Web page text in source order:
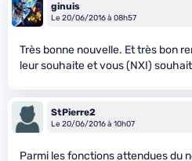
ginuis
Le 20/06/2016 à 08h57
Très bonne nouvelle. Et très bon
leur souhaite et vous (NXI)
StPierre2
Le 20/06/2016 à 10h07
Parmi les fonctions attendues du